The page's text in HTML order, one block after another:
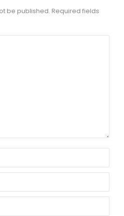
be published. Required fields